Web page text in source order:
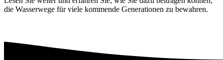
die Wasserwege für viele kommende Generationen zu bewahren.